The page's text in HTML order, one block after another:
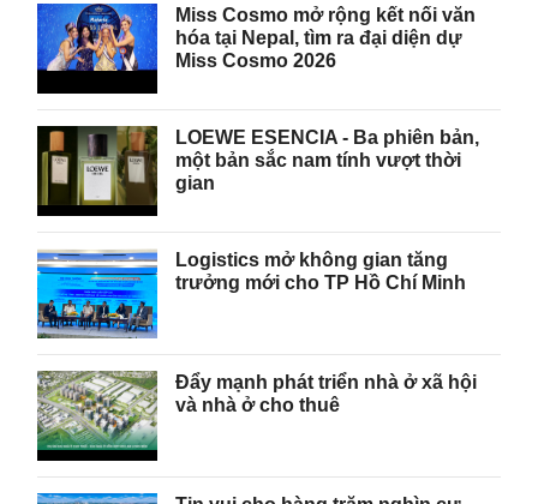
Miss Cosmo mở rộng kết nối văn
hóa tại Nepal, tìm ra đại diện dự
Miss Cosmo 2026
LOEWE ESENCIA - Ba phiên bản,
một bản sắc nam tính vượt thời
gian
Logistics mở không gian tăng
trưởng mới cho TP Hồ Chí Minh
Đẩy mạnh phát triển nhà ở xã hội
và nhà ở cho thuê